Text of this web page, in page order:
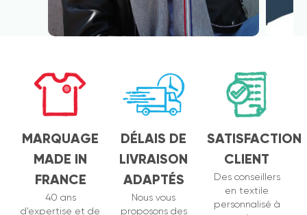
MARQUAGE
MADE IN
FRANCE
40 ans
d’expertise et de
DÉLAIS DE
LIVRAISON
ADAPTÉS
Nous vous
proposons des
SATISFACTION
CLIENT
Des conseillers
en textile
personnalisé à